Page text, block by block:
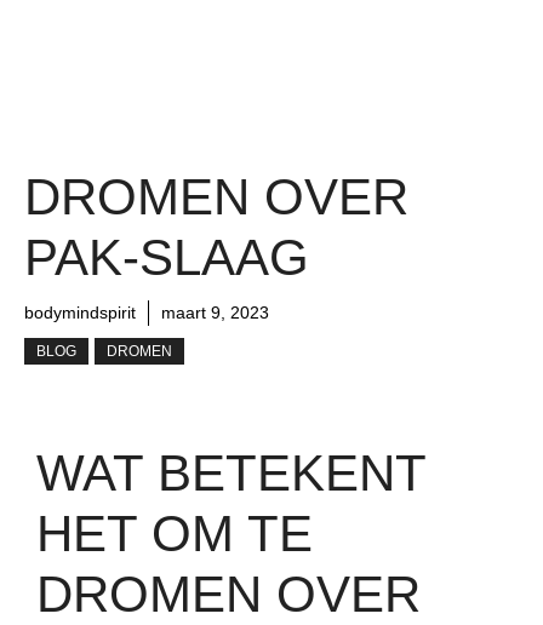
DROMEN OVER
PAK-SLAAG
bodymindspirit maart 9, 2023
BLOG DROMEN
WAT BETEKENT
HET OM TE
DROMEN OVER